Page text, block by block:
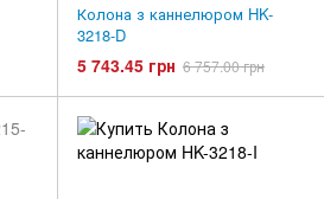
Колона з каннелюром HK-
3218-D
5 743.45 грн 6 757.00 грн